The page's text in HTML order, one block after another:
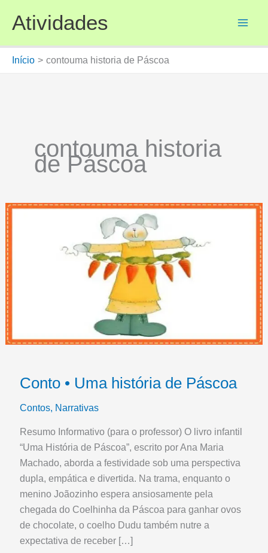
para
conteúdo
Atividades
Início contouma historia de Páscoa
contouma historia
de Páscoa
Conto • Uma história de Páscoa
Contos, Narrativas
Resumo Informativo (para o professor) O livro infantil
“Uma História de Páscoa”, escrito por Ana Maria
Machado, aborda a festividade sob uma perspectiva
dupla, empática e divertida. Na trama, enquanto o
menino Joãozinho espera ansiosamente pela
chegada do Coelhinha da Páscoa para ganhar ovos
de chocolate, o coelho Dudu também nutre a
expectativa de receber […]